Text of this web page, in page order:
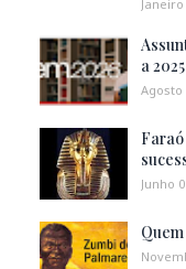
Janeiro
a
Agosto
Junho